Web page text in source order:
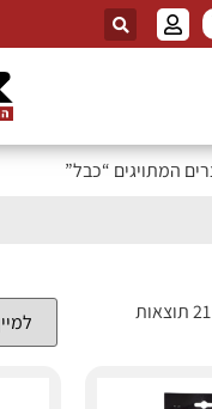
המתויגים “כבל”